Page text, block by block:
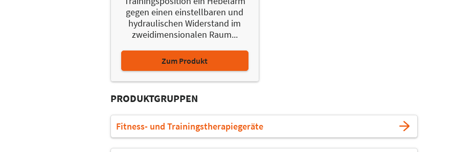
gegen einen einstellbaren und
hydraulischen Widerstand im
zweidimensionalen Raum...
Zum Produkt
PRODUKTGRUPPEN
Fitness- und Trainingstherapiegeräte